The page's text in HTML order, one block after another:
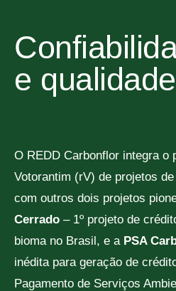
e qualidade
O REDD Carbonflor integra o
Votorantim (rV) de projetos
com outros dois projetos
Cerrado – 1º projeto de
bioma no Brasil, e a PSA
inédita para geração de
Pagamento de Serviços